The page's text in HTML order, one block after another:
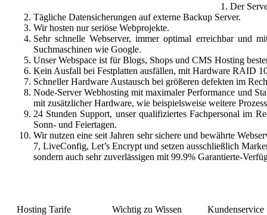
Der
Tägliche Datensicherungen auf externe Backup Server.
Wir hosten nur seriöse Webprojekte.
Sehr schnelle Webserver, immer optimal erreichbar und
Suchmaschinen wie Google.
Unser Webspace ist für Blogs, Shops und CMS Hosting
Kein Ausfall bei Festplatten ausfällen, mit Hardware RAID
Schneller Hardware Austausch bei größeren defekten im
Node-Server Webhosting mit maximaler Performance und
mit zusätzlicher Hardware, wie beispielsweise weitere
24 Stunden Support, unser qualifiziertes Fachpersonal im
Sonn- und Feiertagen.
Wir nutzen eine seit Jahren sehr sichere und bewährte
7, LiveConfig, Let’s Encrypt und setzen ausschließlich
sondern auch sehr zuverlässigen mit 99.9% Garantierte-
Hosting Tarife Wichtig zu Wissen Kundenservice